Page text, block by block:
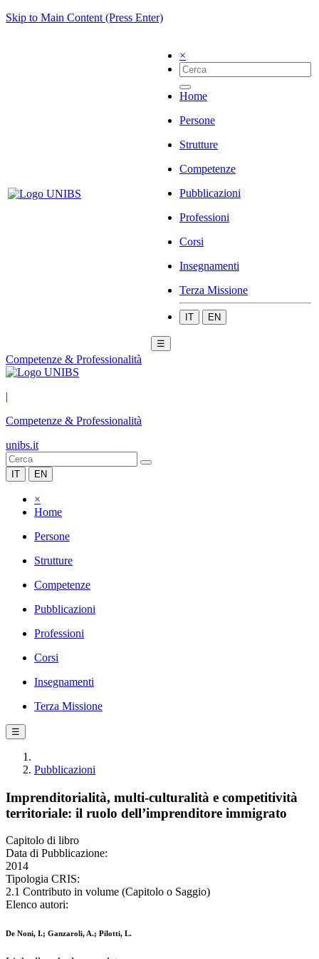
Skip to Main Content (Press Enter)
×
Home
Persone
Strutture
Competenze
Pubblicazioni
Professioni
Corsi
Insegnamenti
Terza Missione
IT EN
☰
Competenze & Professionalità
|
Competenze & Professionalità
unibs.it
IT EN
×
Home
Persone
Strutture
Competenze
Pubblicazioni
Professioni
Corsi
Insegnamenti
Terza Missione
☰
Pubblicazioni
Imprenditorialità, multi-culturalità e competitività
territoriale: il ruolo dell’imprenditore immigrato
Capitolo di libro
Data di Pubblicazione:
2014
Tipologia CRIS:
2.1 Contributo in volume (Capitolo o Saggio)
Elenco autori:
De Noni, I.; Ganzaroli, A.; Pilotti, L.